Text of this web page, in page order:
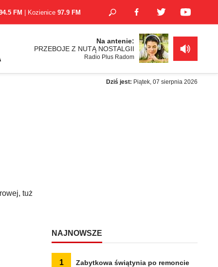
FM | Kozienice 97.9 FM
Na antenie:
PRZEBOJE Z NUTĄ NOSTALGII
Radio Plus Radom
Dziś jest: Piątek, 07 sierpnia 2026
tuż
NAJNOWSZE
1 Zabytkowa świątynia po remoncie